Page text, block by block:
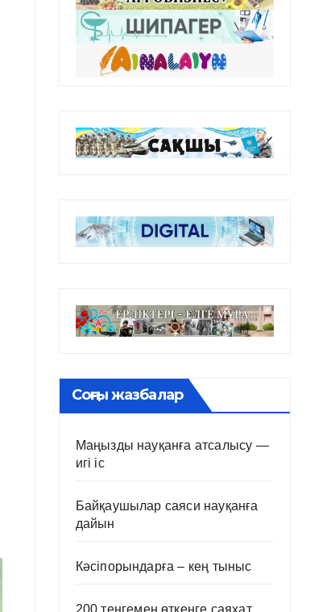
Соңғы жазбалар
Маңызды науқанға атсалысу —
игі іс
Байқаушылар саяси науқанға
дайын
Кәсіпорындарға – кең тыныс
200 теңгемен өткенге саяхат